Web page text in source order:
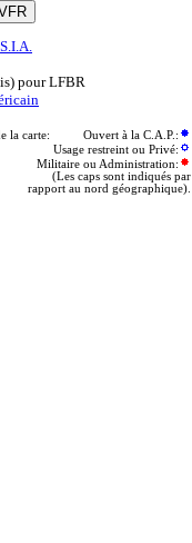
S.I.A.
pour LFBR
la carte: Ouvert à la C.A.P.:
Usage restreint ou Privé:
Militaire ou Administration:
(Les caps sont indiqués par
rapport au nord géographique).